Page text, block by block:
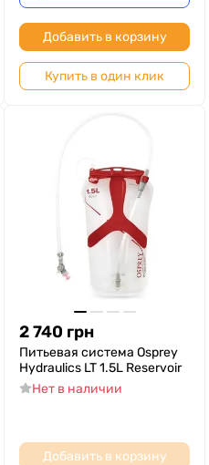
Добавить в корзину
Купить в один клик
2 740 грн
Питьевая система Osprey
Hydraulics LT 1.5L Reservoir
Нет в наличии
Добавить в корзину